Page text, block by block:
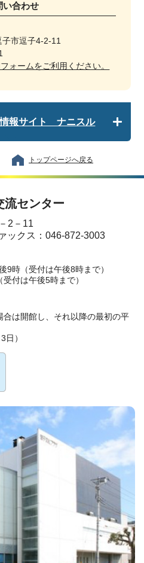
い合わせ
市逗子4-2-11
ォームをご利用ください。
報サイト ナニスル
トップページへ戻る
流センター
2－11
ックス：046-872-3003
時（受付は午後8時まで）
付は午後5時まで）
は開館し、それ以降の最初の平
）